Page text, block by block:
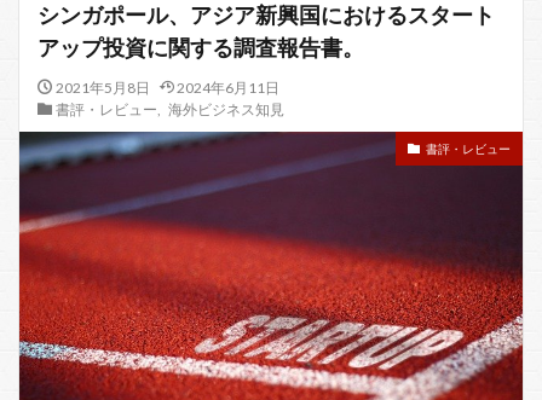
シンガポール、アジア新興国におけるスタート
アップ投資に関する調査報告書。
2021年5月8日
2024年6月11日
書評・レビュー
海外ビジネス知見
書評・レビュー